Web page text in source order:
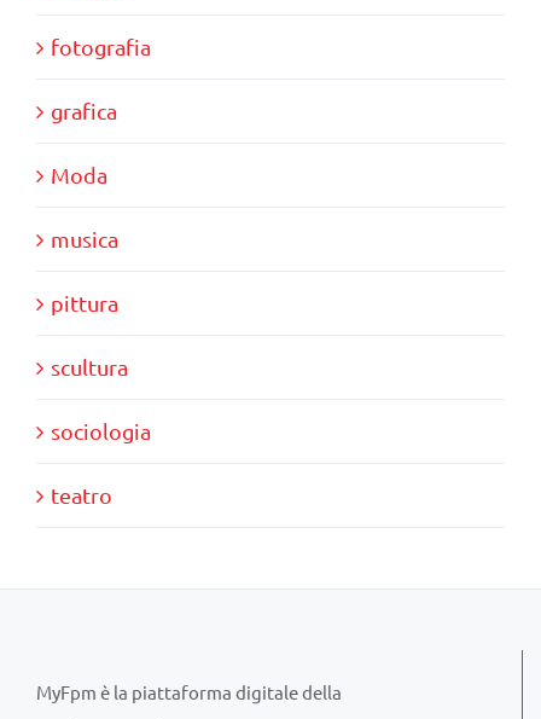
fotografia
grafica
Moda
musica
pittura
scultura
sociologia
teatro
MyFpm è la piattaforma digitale della